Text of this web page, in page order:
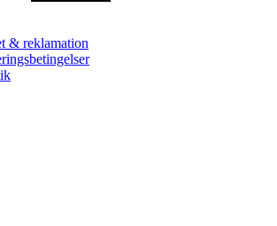
& reklamation